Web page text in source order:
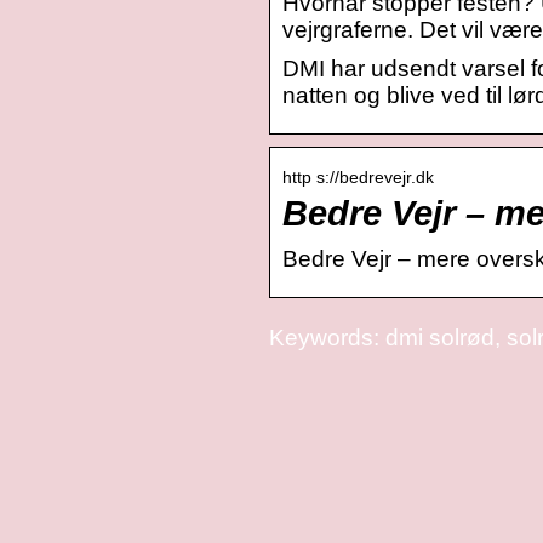
vejrgraferne. Det vil
DMI har udsendt varsel
natten og blive ved til
http s://bedrevejr.dk
Bedre Vejr –
Bedre Vejr – mere
Keywords: dmi solrød,